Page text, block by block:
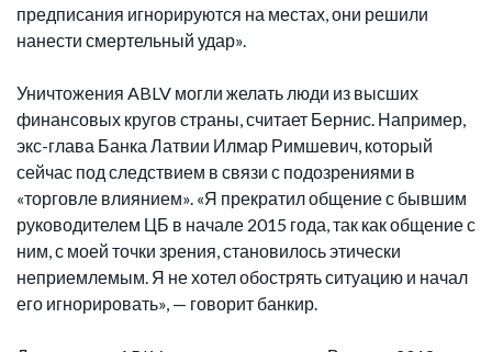
предписания игнорируются на местах, они решили
нанести смертельный удар».
Уничтожения ABLV могли желать люди из высших
финансовых кругов страны, считает Бернис. Например,
экс-глава Банка Латвии Илмар Римшевич, который
сейчас под следствием в связи с подозрениями в
«торговле влиянием». «Я прекратил общение с бывшим
руководителем ЦБ в начале 2015 года, так как общение с
ним, с моей точки зрения, становилось этически
неприемлемым. Я не хотел обострять ситуацию и начал
его игнорировать», — говорит банкир.